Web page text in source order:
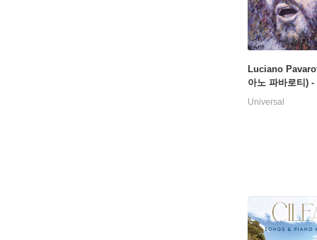
Luciano
아노 파바로티) -
모 아리아 리마
Universal